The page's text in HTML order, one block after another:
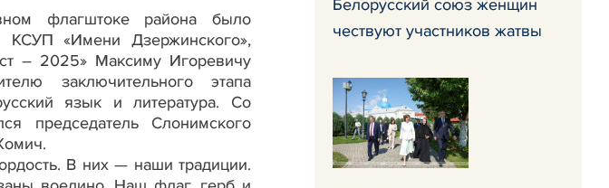
флагштоке района было
КСУП «Имени Дзержинского»,
– 2025» Максиму Игоревичу
заключительного этапа
язык и литература. Со
председатель Слонимского
В них — наши традиции.
Белорусский союз женщин
чествуют участников жатвы